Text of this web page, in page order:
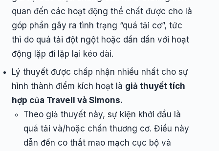
quan đến các hoạt động thể chất được cho là
góp phần gây ra tình trạng “quá tải cơ”, tức
thì do quá tải đột ngột hoặc dần dần với hoạt
động lặp đi lặp lại kéo dài.
Lý thuyết được chấp nhận nhiều nhất cho sự
hình thành điểm kích hoạt là giả thuyết tích
hợp của Travell và Simons.
Theo giả thuyết này, sự kiện khởi đầu là
quá tải và/hoặc chấn thương cơ. Điều này
dẫn đến co thắt mao mạch cục bộ và